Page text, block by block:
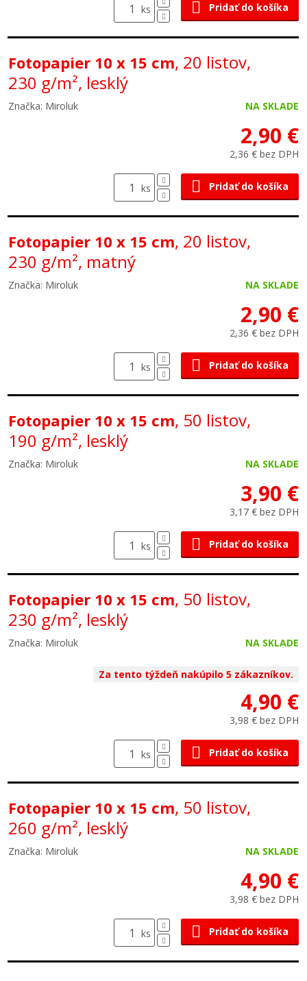
ks Pridať do košíka
Fotopapier 10 x 15 cm, 20 listov,
230 g/m², lesklý
Značka: Miroluk NA SKLADE
2,90 €
2,36 € bez DPH
ks Pridať do košíka
Fotopapier 10 x 15 cm, 20 listov,
230 g/m², matný
Značka: Miroluk NA SKLADE
2,90 €
2,36 € bez DPH
ks Pridať do košíka
Fotopapier 10 x 15 cm, 50 listov,
190 g/m², lesklý
Značka: Miroluk NA SKLADE
3,90 €
3,17 € bez DPH
ks Pridať do košíka
Fotopapier 10 x 15 cm, 50 listov,
230 g/m², lesklý
Značka: Miroluk NA SKLADE
Za tento týždeň nakúpilo 5 zákazníkov.
4,90 €
3,98 € bez DPH
ks Pridať do košíka
Fotopapier 10 x 15 cm, 50 listov,
260 g/m², lesklý
Značka: Miroluk NA SKLADE
4,90 €
3,98 € bez DPH
ks Pridať do košíka